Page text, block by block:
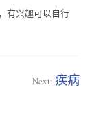
有兴趣可以自行
Next: 疾病